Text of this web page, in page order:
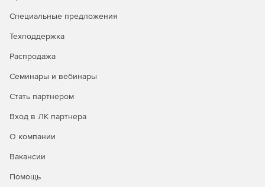
Специальные предложения
Техподдержка
Распродажа
Семинары и вебинары
Стать партнером
Вход в ЛК партнера
О компании
Вакансии
Помощь